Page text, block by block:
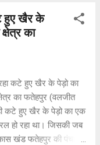
महिला ने संघर्ष किया
गई। घायल महिला
हैं, खासकर सिर, ठोड़ी,
गांधी अस्पताल में भर्ती
सुरक्षा बढ़ाई गई रेलवे
लिया है और आरोपी की
ने बयान दिया है कि वह
हुए खैर के
का
कटे हुए खैर के पेड़ो का
का फतेहपुर (वलजीत
कटे हुए खैर के पेड़ो का एक
हो रहा था। जिसकी जब
खंड फतेहपुर की पंचायत